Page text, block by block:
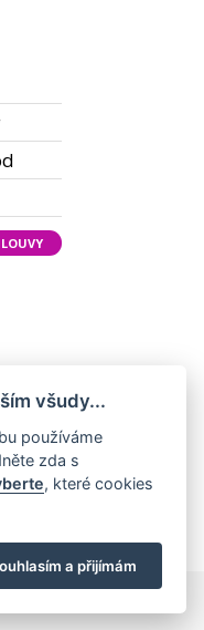
|Nastavení cookies
všudy...
používáme
zda s
, které cookies
a přijímám